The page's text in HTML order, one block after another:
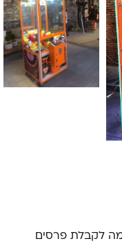
לקבלת פרסים